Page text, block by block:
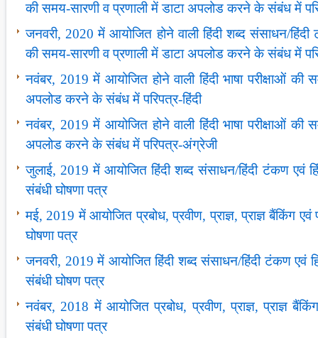
की समय-सारणी व प्रणाली में डाटा अपलोड करने के संबंध में
जनवरी, 2020 में आयोजित होने वाली हिंदी शब्‍द संसाधन/हिंदी
की समय-सारणी व प्रणाली में डाटा अपलोड करने के संबंध में
नवंबर, 2019 में आयोजित होने वाली हिंदी भाषा परीक्षाओं की
अपलोड करने के संबंध में परिपत्र-हिंदी
नवंबर, 2019 में आयोजित होने वाली हिंदी भाषा परीक्षाओं की
अपलोड करने के संबंध में परिपत्र-अंग्रेजी
जुलाई, 2019 में आयोजित हिंदी शब्‍द संसाधन/हिंदी टंकण एवं
संबंधी घोषणा पत्र
मई, 2019 में आयोजित प्रबोध, प्रवीण, प्राज्ञ, प्राज्ञ बैंकिंग एवं
घोषणा पत्र
जनवरी, 2019 में आयोजित हिंदी शब्‍द संसाधन/हिंदी टंकण एवं
संबंधी घोषण पत्र
नवंबर, 2018 में आयोजित प्रबोध, प्रवीण, प्राज्ञ, प्राज्ञ
संबंधी घोषणा पत्र